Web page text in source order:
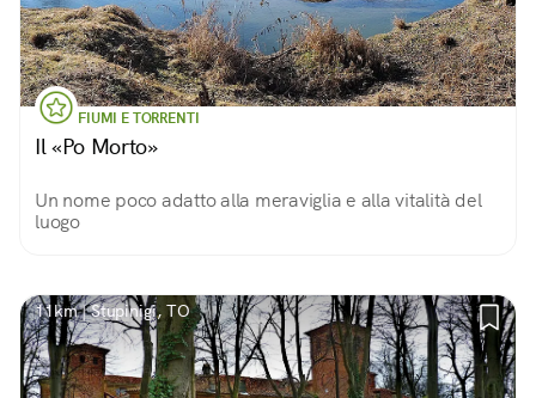
FIUMI E TORRENTI
Il «Po Morto»
Un nome poco adatto alla meraviglia e alla vitalità del
luogo
11km | Stupinigi, TO